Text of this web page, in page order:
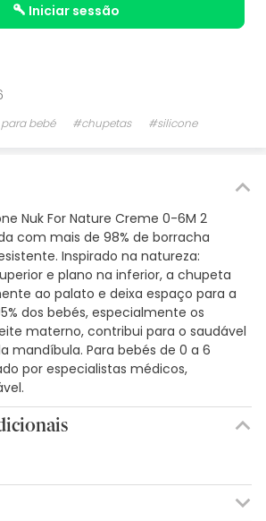
iniciar sessão
bebé #chupetas #silicone
Nuk For Nature Creme 0-6M 2
com mais de 98% de borracha
Inspirado na natureza:
e plano na inferior, a chupeta
ao palato e deixa espaço para a
dos bebés, especialmente os
materno, contribui para o saudável
mandíbula. Para bebés de 0 a 6
por especialistas médicos,